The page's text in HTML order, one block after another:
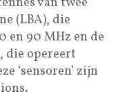
(LBA), die
en 90 MHz en de
die opereert
‘sensoren’ zijn